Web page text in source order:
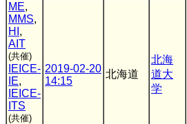
ME,
MMS,
HI ,
AIT
(共催)
IEICE-
IE,
IEICE-
ITS
(共催)
2019-02-20
14:15
北海道
北海
道大
学